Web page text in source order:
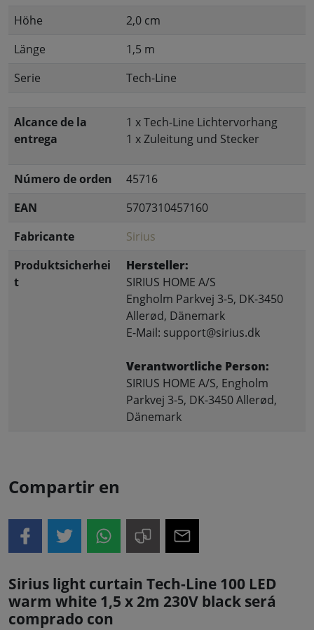
Höhe
2,0 cm
Länge
1,5 m
Serie
Tech-Line
Alcance de la
entrega
1 x Tech-Line Lichtervorhang
1 x Zuleitung und Stecker
Número de orden
45716
EAN
5707310457160
Fabricante
Sirius
Produktsicherhei
t
Hersteller:
SIRIUS HOME A/S
Engholm Parkvej 3-5, DK-3450
Allerød, Dänemark
E-Mail: support@sirius.dk
Verantwortliche Person:
SIRIUS HOME A/S, Engholm
Parkvej 3-5, DK-3450 Allerød,
Dänemark
Compartir en
Sirius light curtain Tech-Line 100 LED
warm white 1,5 x 2m 230V black será
comprado con